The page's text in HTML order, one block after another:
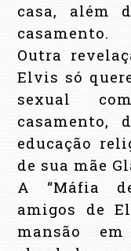
casa, além
casamento.
Outra
Elvis só
sexual
casamento,
educação
de sua mãe
A “Máfia
amigos de
mansão